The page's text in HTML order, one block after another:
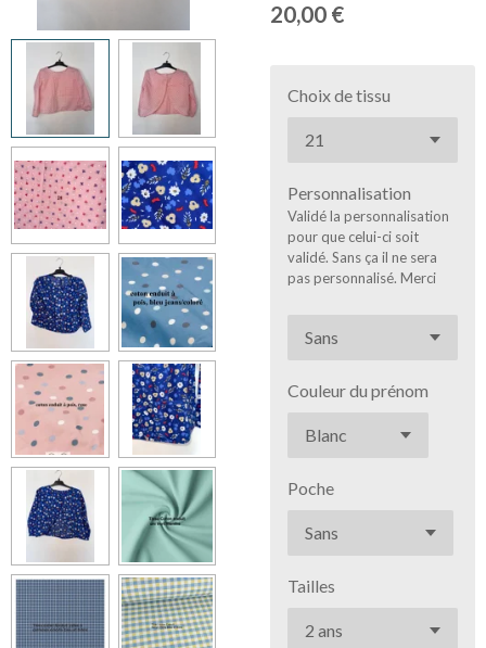
20,00 €
Choix de tissu
Personnalisation
Validé la personnalisation
pour que celui-ci soit
validé. Sans ça il ne sera
pas personnalisé. Merci
Couleur du prénom
Poche
Tailles